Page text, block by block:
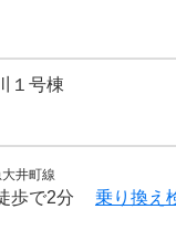
１号棟
井町線
歩で2分 乗り換え